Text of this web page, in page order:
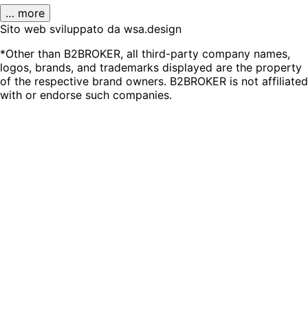
… more
Sito web sviluppato da wsa.design
*Other than B2BROKER, all third-party company names,
logos, brands, and trademarks displayed are the property
of the respective brand owners. B2BROKER is not affiliated
with or endorse such companies.